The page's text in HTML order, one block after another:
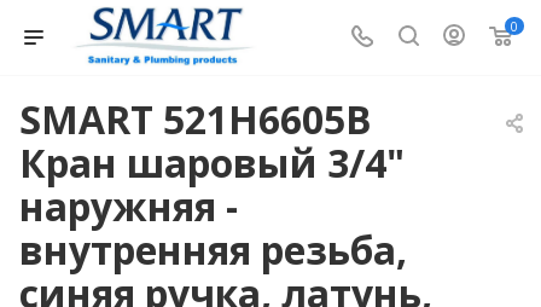
0
SMART 521H6605B
Кран шаровый 3/4"
наружняя -
внутренняя резьба,
синяя ручка, латунь,